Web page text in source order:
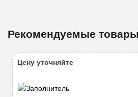
Рекомендуемые товары
Цену уточняйте